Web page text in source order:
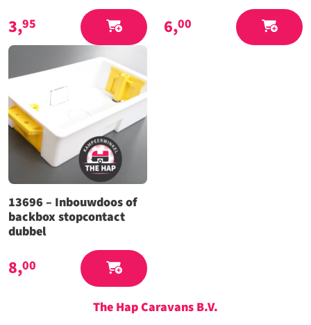
3,95 6,00
13696 – Inbouwdoos of
backbox stopcontact
dubbel
8,00
The Hap Caravans B.V.